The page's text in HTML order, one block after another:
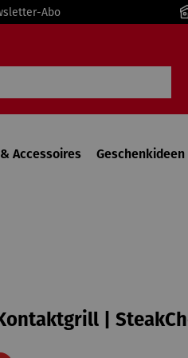
Abo
Accessoires Geschenkideen
|